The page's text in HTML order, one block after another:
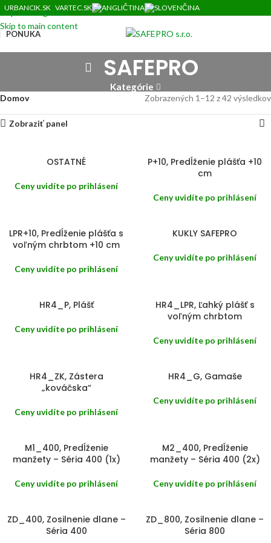
Skip to navigation
Skip to main content
URBANCIK.SK VARTEC.SK
PONUKA
SAFEPRO
Kategórie
Domov Zobrazených 1–12 z 42 výsledkov
Zobraziť panel
OSTATNÉ
Ceny uvidíte po prihlásení
P+10, Predĺženie plášťa +10
cm
Ceny uvidíte po prihlásení
LPR+10, Predĺženie plášťa s
voľným chrbtom +10 cm
Ceny uvidíte po prihlásení
KUKLY SAFEPRO
Ceny uvidíte po prihlásení
HR4_P, Plášť
Ceny uvidíte po prihlásení
HR4_LPR, Ľahký plášť s
voľným chrbtom
Ceny uvidíte po prihlásení
HR4_ZK, Zástera
„kováčska“
Ceny uvidíte po prihlásení
HR4_G, Gamaše
Ceny uvidíte po prihlásení
M1_400, Predĺženie
manžety – Séria 400 (1x)
Ceny uvidíte po prihlásení
M2_400, Predĺženie
manžety – Séria 400 (2x)
Ceny uvidíte po prihlásení
ZD_400, Zosilnenie dlane –
Séria 400
ZD_800, Zosilnenie dlane –
Séria 800
Nevyhnutné
cookie nie sú
stránky.
Štatistiky
zlepšiť
funkčnosť
štruktúru
webovej
spôsobu
používania